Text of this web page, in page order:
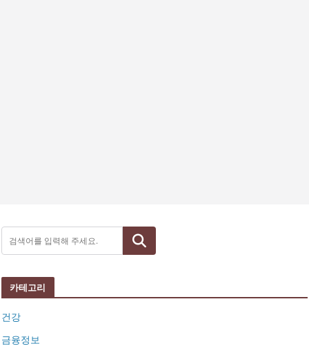
검색
카테고리
건강
금융정보